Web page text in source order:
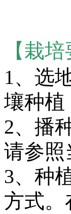
【栽培
1、选
壤种植
2、播
请参照
3、种
方式。